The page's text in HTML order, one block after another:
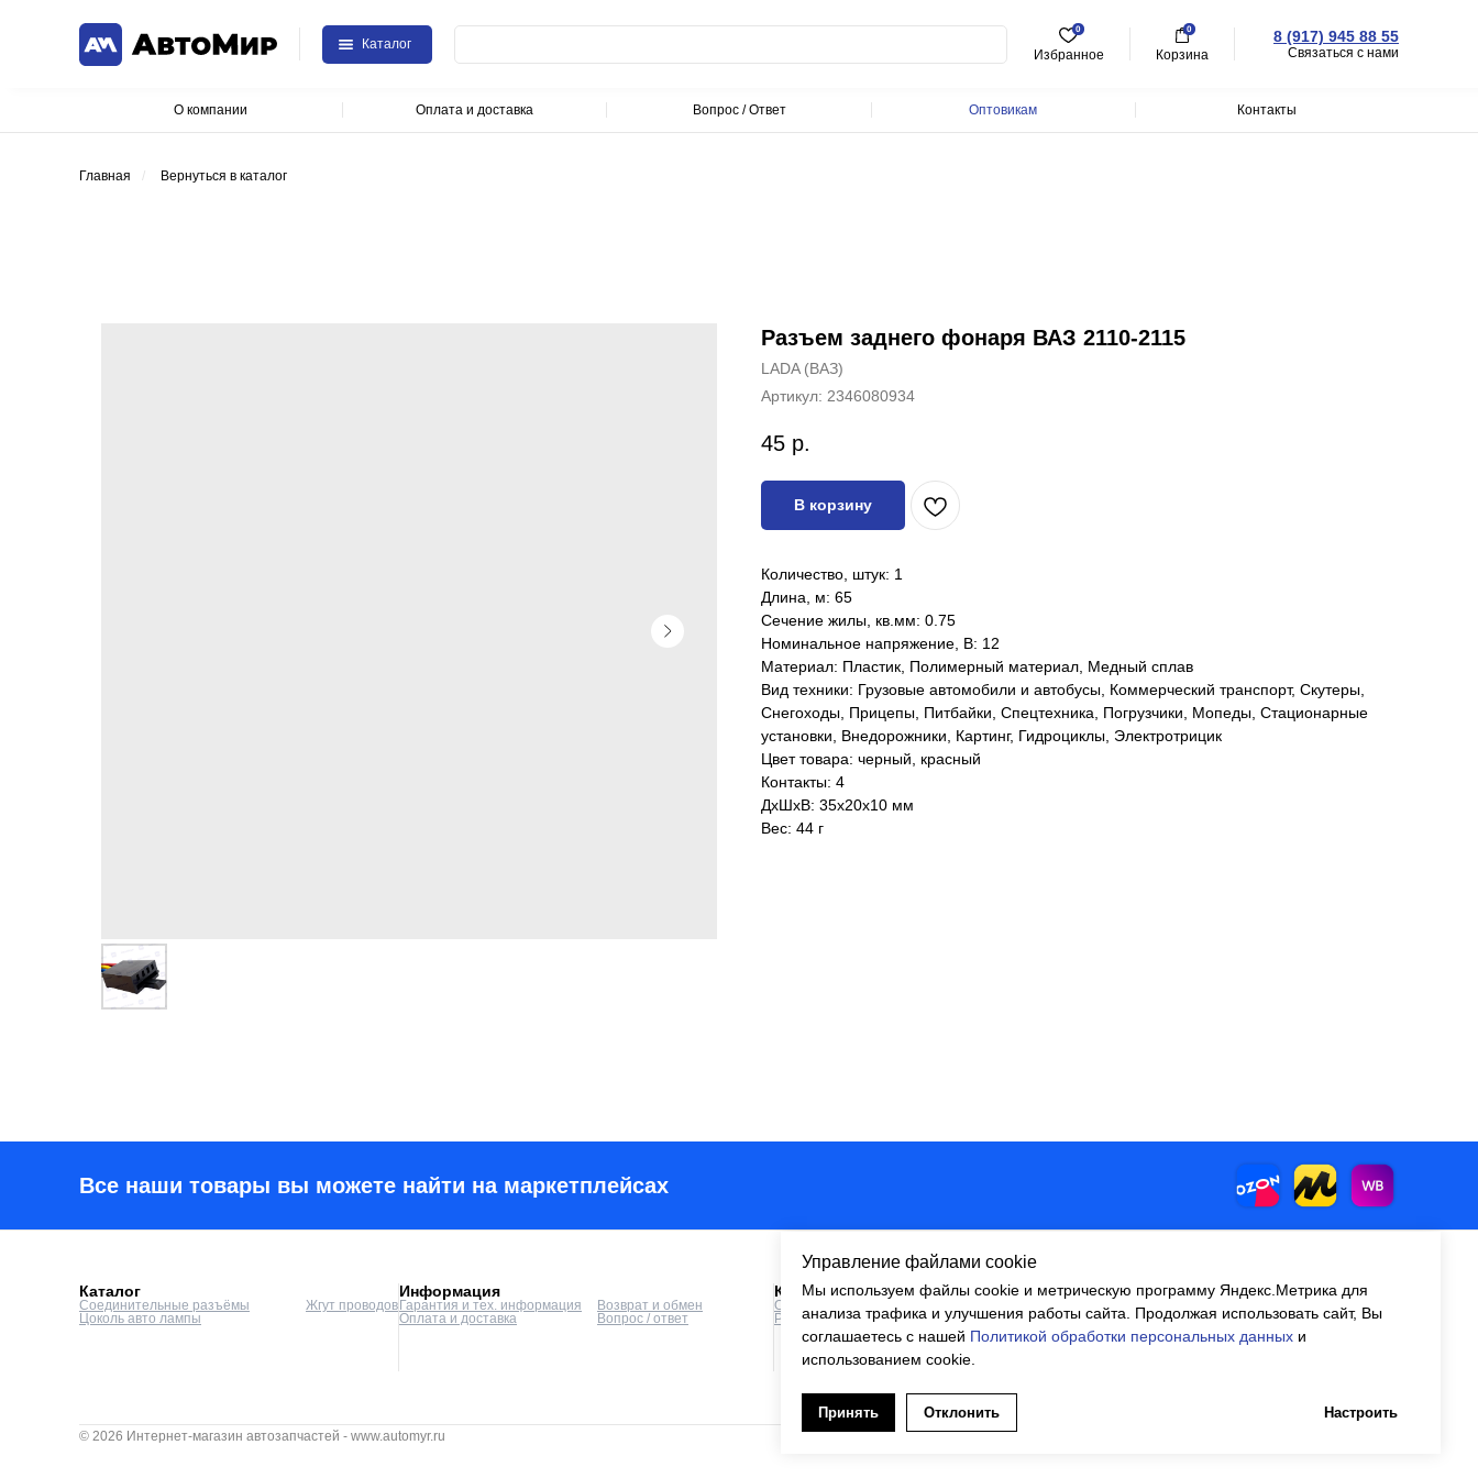
Каталог
Избранное Корзина
8 (917) 945 88 55
Связаться с нами
0 0
О компании Оплата и доставка Вопрос / Ответ Оптовикам Контакты
Главная / Вернуться в каталог
Разъем заднего фонаря ВАЗ 2110-2115
LADA (ВАЗ)
Артикул: 2346080934
45 р.
В корзину
Количество, штук: 1
Длина, м: 65
Сечение жилы, кв.мм: 0.75
Номинальное напряжение, В: 12
Материал: Пластик, Полимерный материал, Медный сплав
Вид техники: Грузовые автомобили и автобусы, Коммерческий транспорт, Скутеры,
Снегоходы, Прицепы, Питбайки, Спецтехника, Погрузчики, Мопеды, Стационарные
установки, Внедорожники, Картинг, Гидроциклы, Электротрицик
Цвет товара: черный, красный
Контакты: 4
ДxШxВ: 35x20x10 мм
Вес: 44 г
Все наши товары вы можете найти на маркетплейсах
Каталог
Соединительные разъёмы
Цоколь авто лампы
Жгут проводов
Информация
Гарантия и тех. информация
Оплата и доставка
Возврат и обмен
Вопрос / ответ
Компания
О компании
Реквизиты
Отповикам
Контакты
Контакты
corp@automyr.ru
+7 (917) 945 88
55
© 2026 Интернет-магазин автозапчастей - www.automyr.ru
Управление файлами cookie
Мы используем файлы cookie и метрическую программу Яндекс.Метрика для
анализа трафика и улучшения работы сайта. Продолжая использовать сайт, Вы
соглашаетесь с нашей Политикой обработки персональных данных и
использованием cookie.
Принять Отклонить Настроить